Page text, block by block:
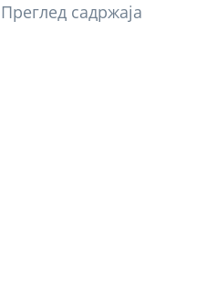
Преглед садржаја